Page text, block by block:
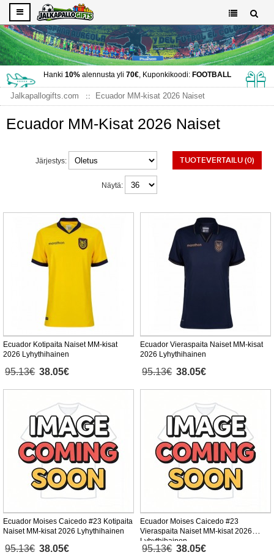
Hanki 10%alennusta yli 70€, Kuponkikoodi: FOOTBALL
Jalkapallogifts.com Ecuador MM-kisat 2026 Naiset
Ecuador MM-Kisat 2026 Naiset
TUOTEVERTAILU (0)
Järjestys:
Näytä:
Ecuador Kotipaita Naiset MM-kisat
2026 Lyhythihainen
95.13€ 38.05€
Ecuador Vieraspaita Naiset MM-kisat
2026 Lyhythihainen
95.13€ 38.05€
Ecuador Moises Caicedo #23 Kotipaita
Naiset MM-kisat 2026 Lyhythihainen
95.13€ 38.05€
Ecuador Moises Caicedo #23
Vieraspaita Naiset MM-kisat 2026
Lyhythihainen
95.13€ 38.05€